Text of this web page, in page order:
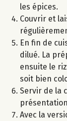
les épices.
Couvrir et
En fin de
dilué. La
ensuite le
soit bien
Servir de la
Avec la